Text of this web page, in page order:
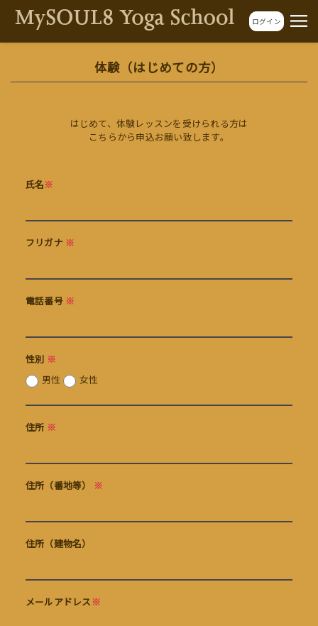
ログイン
体験（はじめての方）
はじめて、体験レッスンを受けられる方は
こちらから申込お願い致します。
氏名※
フリガナ ※
電話番号 ※
性別 ※
男性
女性
住所 ※
住所（番地等） ※
住所（建物名）
メールアドレス ※